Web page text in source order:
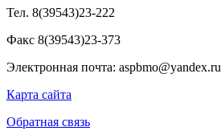
Тел. 8(39543)23-222
Факс 8(39543)23-373
Электронная почта: aspbmo@yandex.ru
Карта сайта
Обратная связь